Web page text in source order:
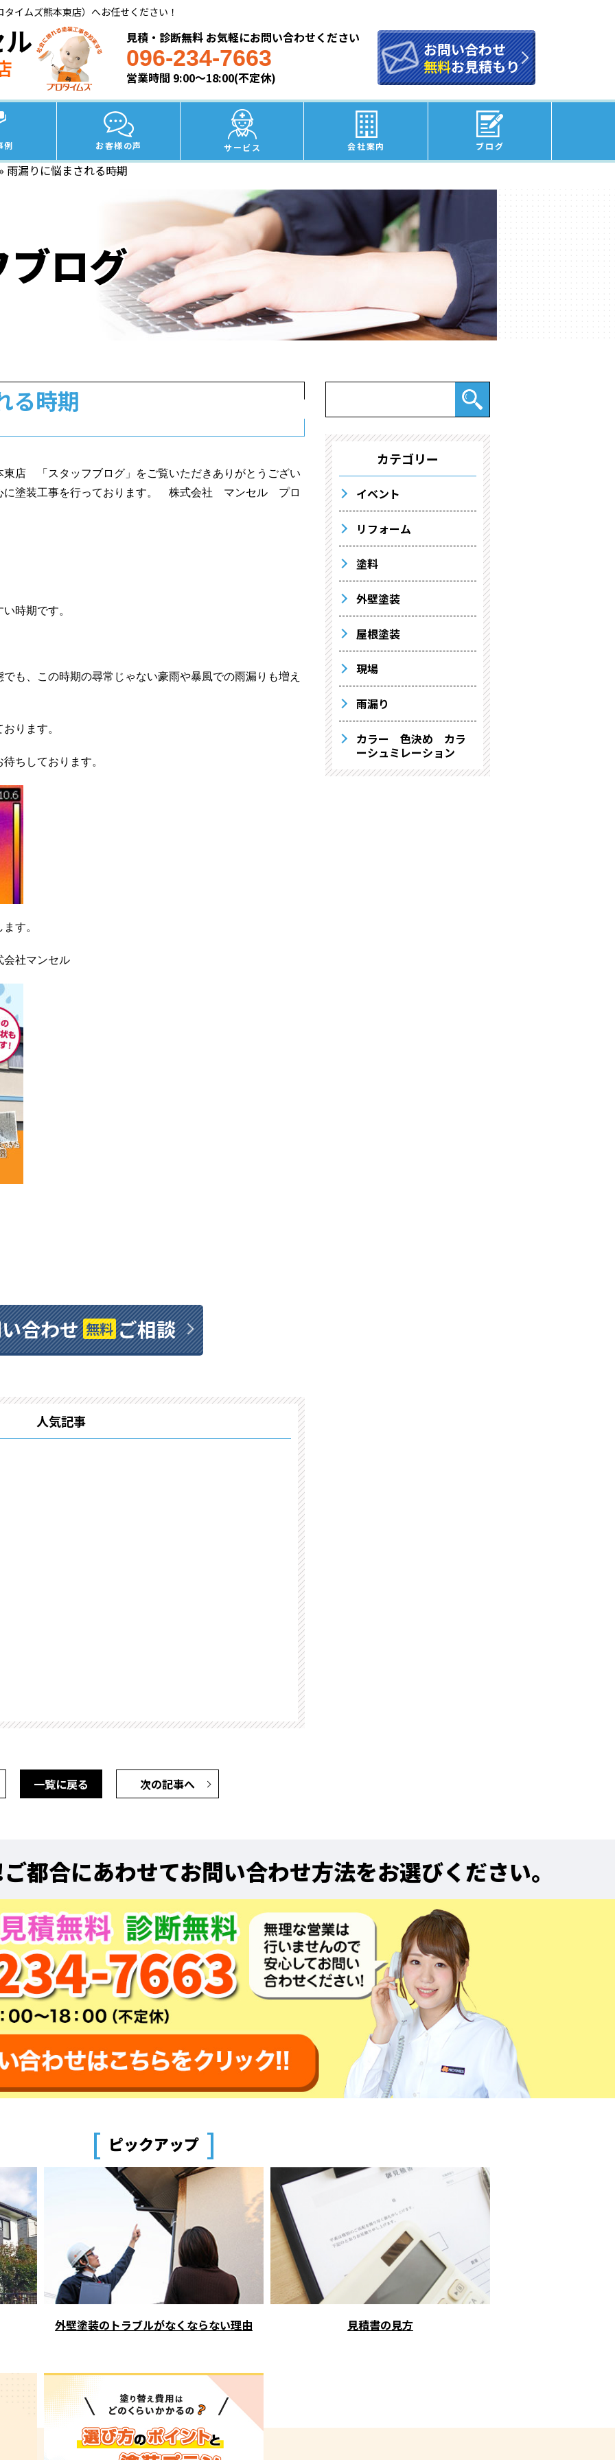
イムズ熊本東店）へお任せください！
見積・診断無料 お気軽にお問い合わせください
096-234-7663
営業時間 9:00～18:00(不定休)
お問い合わせ
無料お見積もり
例 お客様の声 サービス 会社案内 ブログ
雨漏りに悩まされる時期
ログ
る時期
店 「スタッフブログ」をご覧いただきありがとうござい
に塗装工事を行っております。 株式会社 マンセル プロ
時期です。
も、この時期の尋常じゃない豪雨や暴風での雨漏りも増え
ります。
ちしております。
す。
社マンセル
合わせ無料 ご相談
人気記事
次の記事へ
一覧に戻る
カテゴリー
イベント
リフォーム
塗料
外壁塗装
屋根塗装
現場
雨漏り
カラー 色決め カラ
ーシュミレーション
ご都合にあわせてお問い合わせ方法をお選びください。
[ ピックアップ ]
外壁塗装のトラブルがなくならない理由 見積書の見方